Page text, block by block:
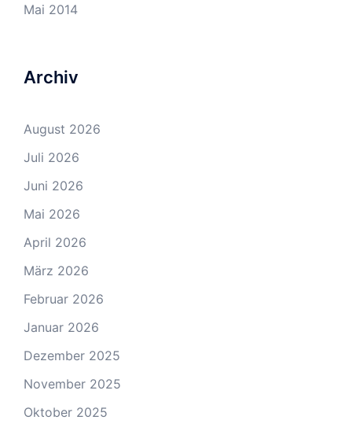
Mai 2014
Archiv
August 2026
Juli 2026
Juni 2026
Mai 2026
April 2026
März 2026
Februar 2026
Januar 2026
Dezember 2025
November 2025
Oktober 2025